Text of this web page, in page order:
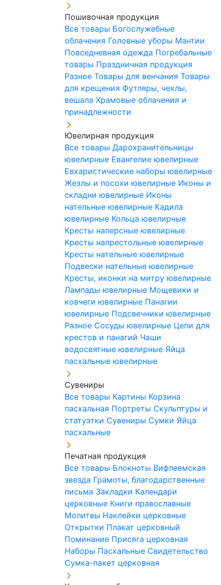
Пошивочная продукция
Все товары Богослужебные
облачения Головные уборы Мантии
Повседневная одежда Погребальные
товары Праздничная продукция
Разное Товары для венчания Товары
для крещения Футляры, чехлы,
вешала Храмовые облачения и
принадлежности
Ювелирная продукция
Все товары Дарохранительницы
ювелирные Евангелие ювелирные
Евхаристические наборы ювелирные
Жезлы и посохи ювелирные Иконы и
складни ювелирные Иконы
нательные ювелирные Кадила
ювелирные Кольца ювелирные
Кресты наперсные ювелирные
Кресты напрестольные ювелирные
Кресты нательные ювелирные
Подвески нательные ювелирные
Кресты, иконки на митру ювелирные
Лампады ювелирные Мощевики и
ковчеги ювелирные Панагии
ювелирные Подсвечники ювелирные
Разное Сосуды ювелирные Цепи для
крестов и панагий Чаши
водосвятные ювелирные Яйца
пасхальные ювелирные
Сувениры
Все товары Картины Корзина
пасхальная Портреты Скульптуры и
статуэтки Сувениры Сумки Яйца
пасхальные
Печатная продукция
Все товары Блокноты Вифлеемская
звезда Грамоты, благодарственные
письма Закладки Календари
церковные Книги православные
Молитвы Наклейки церковные
Открытки Плакат церковный
Поминание Присяга церковная
Наборы Пасхальные Свидетельство
Сумка-пакет церковная